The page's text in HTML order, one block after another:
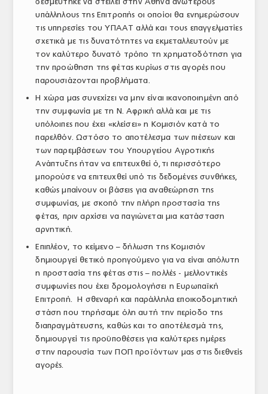
υπάλληλους της Επιτροπής οι οποίοι θα ενημερώσουν
τις υπηρεσίες του ΥΠΑΑΤ αλλά και τους επαγγελματίες
σχετικά με τις δυνατότητες να εκμεταλλευτούν με
τον καλύτερο δυνατό τρόπο τη χρηματοδότηση για
την προώθηση της φέτας κυρίως στις αγορές που
παρουσιάζονται προβλήματα.
Η χώρα μας συνεχίζει να μην είναι ικανοποιημένη από
την συμφωνία με τη Ν. Αφρική αλλά και με τις
υπόλοιπες που έχει «κλείσει» η Κομισιόν κατά το
παρελθόν. Ωστόσο το αποτέλεσμα των πιέσεων και
των παρεμβάσεων του Υπουργείου Αγροτικής
Ανάπτυξης ήταν να επιτευχθεί ό,τι περισσότερο
μπορούσε να επιτευχθεί υπό τις δεδομένες συνθήκες,
καθώς μπαίνουν οι βάσεις για αναθεώρηση της
συμφωνίας, με σκοπό την πλήρη προστασία της
φέτας, πριν αρχίσει να παγιώνεται μια κατάσταση
αρνητική.
Επιπλέον, το κείμενο – δήλωση της Κομισιόν
δημιουργεί θετικό προηγούμενο για να είναι απόλυτη
η προστασία της φέτας στις – πολλές - μελλοντικές
συμφωνίες που έχει δρομολογήσει η Ευρωπαϊκή
Επιτροπή. Η σθεναρή και παράλληλα εποικοδομητική
στάση που τηρήσαμε όλη αυτή την περίοδο της
διαπραγμάτευσης, καθώς και το αποτέλεσμά της,
δημιουργεί τις προϋποθέσεις για καλύτερες ημέρες
στην παρουσία των ΠΟΠ προϊόντων μας στις διεθνείς
αγορές.